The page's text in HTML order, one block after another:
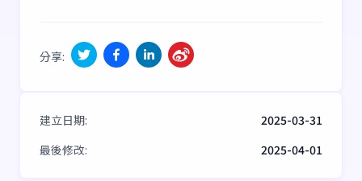
分享:
建立日期:
2025-03-31
最後修改: 2025-04-01